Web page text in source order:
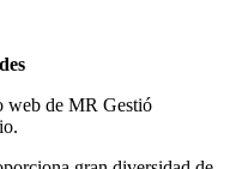
web de MR Gestió